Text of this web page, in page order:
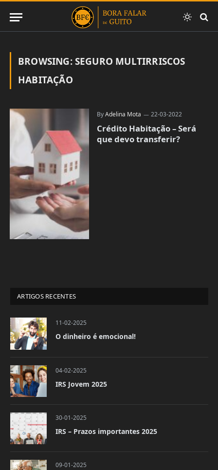
BROWSING:SEGURO MULTIRRISCOS
HABITAÇÃO
ByAdelina Mota 22-03-2022
Crédito Habitação – Será
que devo transferir?
ARTIGOS RECENTES
11-02-2025
O dinheiro é emocional!
04-02-2025
IRS Jovem 2025
30-01-2025
IRS – Prazos importantes 2025
09-01-2025